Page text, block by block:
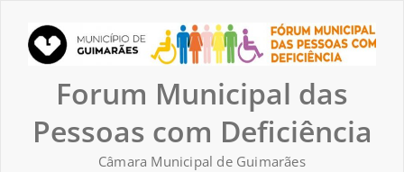
content
Forum Municipal das
Pessoas com Deficiência
Câmara Municipal de Guimarães